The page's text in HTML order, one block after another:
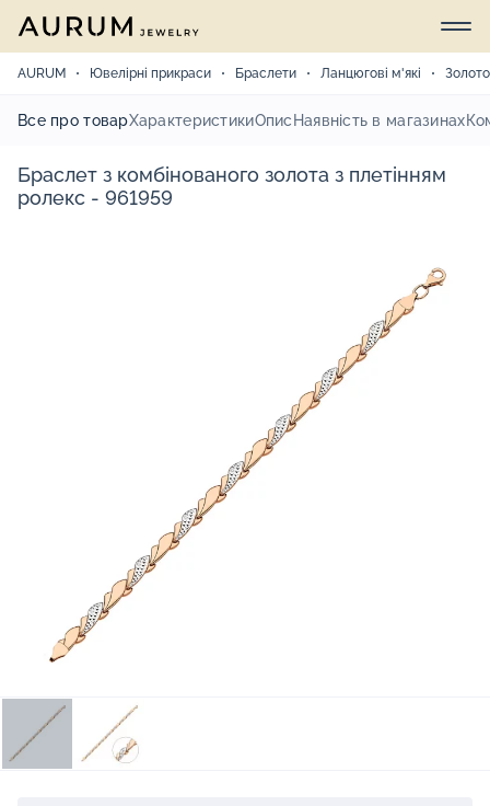
AURUM Ювелірні прикраси Браслети Ланцюгові м'які Золото
Все про товарХарактеристикиОпис Наявність в магазинах
Браслет з комбінованого золота з плетінням
ролекс - 961959